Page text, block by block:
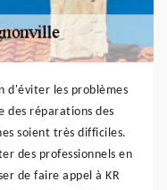
d'éviter les problèmes
des réparations des
soient très difficiles.
des professionnels en
de faire appel à KR